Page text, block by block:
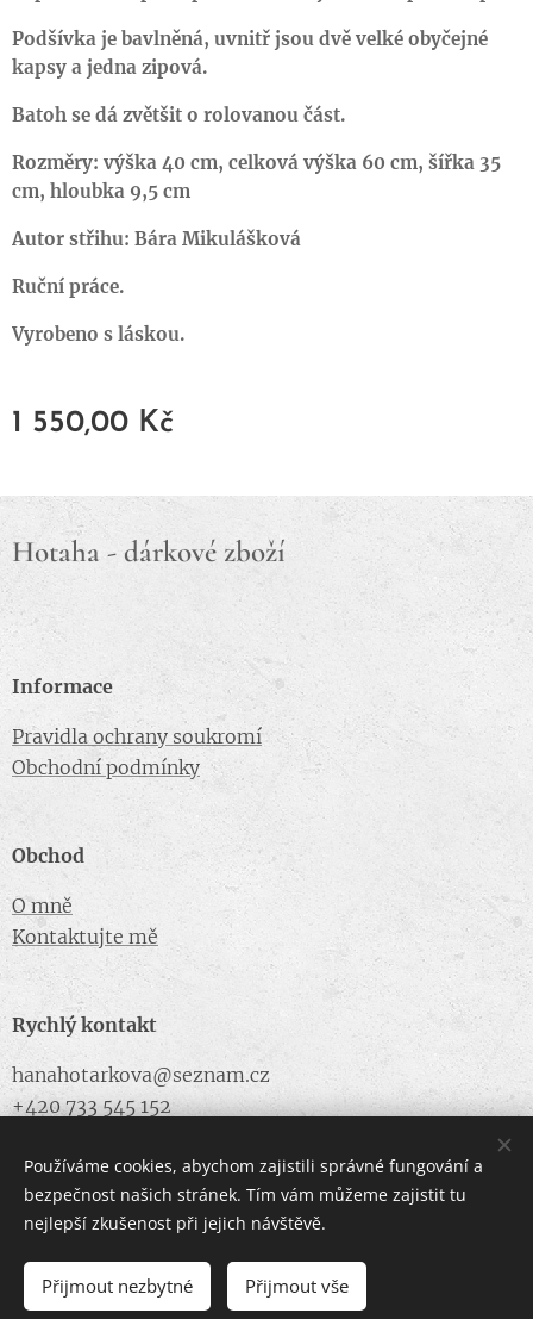
Podšívka je bavlněná, uvnitř jsou dvě velké obyčejné
kapsy a jedna zipová.
Batoh se dá zvětšit o rolovanou část.
Rozměry: výška 40 cm, celková výška 60 cm, šířka 35
cm, hloubka 9,5 cm
Autor střihu: Bára Mikulášková
Ruční práce.
Vyrobeno s láskou.
1 550,00 Kč
VYPRODÁNO
Hotaha - dárkové zboží
Informace
Pravidla ochrany soukromí
Obchodní podmínky
Obchod
O mně
Kontaktujte mě
Rychlý kontakt
hanahotarkova@seznam.cz
+420 733 545 152
Vytvořeno službou Webnode Cookies
Používáme cookies, abychom zajistili správné fungování a
bezpečnost našich stránek. Tím vám můžeme zajistit tu
nejlepší zkušenost při jejich návštěvě.
Přijmout nezbytné Přijmout vše